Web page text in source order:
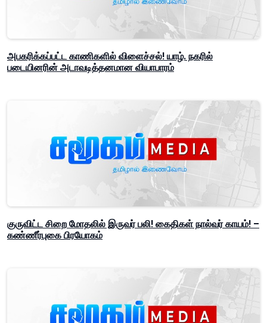
அபகரிக்கப்பட்ட காணிகளில் விளைச்சல்! யாழ். நகரில்
படையினரின் அடாவடித்தனமான வியாபாரம்
குருவிட்ட சிறை மோதலில் இருவர் பலி! கைதிகள் நால்வர் காயம்! –
கண்ணீர்புகை பிரயோகம்